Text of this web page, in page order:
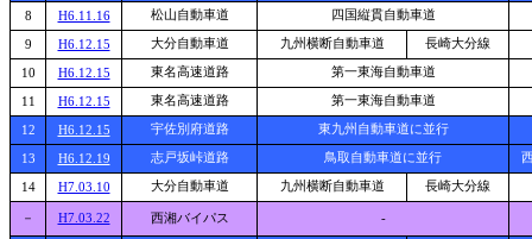
8 H6.11.16 松山自動車道 四国縦貫自動車道
9 H6.12.15 大分自動車道 九州横断自動車道 長崎大分線
10 H6.12.15 東名高速道路 第一東海自動車道
11 H6.12.15 東名高速道路 第一東海自動車道
12 H6.12.15 宇佐別府道路 東九州自動車道に並行
13 H6.12.19 志戸坂峠道路 鳥取自動車道に並行
14 H7.03.10 大分自動車道 九州横断自動車道 長崎大分線
－ H7.03.22 西湘バイパス -